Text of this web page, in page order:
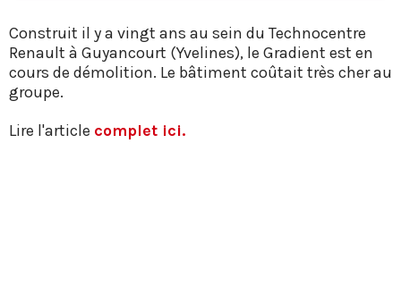
Construit il y a vingt ans au sein du Technocentre
Renault à Guyancourt (Yvelines), le Gradient est en
cours de démolition. Le bâtiment coûtait très cher au
groupe.
Lire l'article complet ici.